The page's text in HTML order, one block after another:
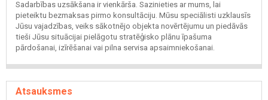
Sadarbības uzsākšana ir vienkārša. Sazinieties ar mums, lai
pieteiktu bezmaksas pirmo konsultāciju. Mūsu speciālisti uzklausīs
Jūsu vajadzības, veiks sākotnējo objekta novērtējumu un piedāvās
tieši Jūsu situācijai pielāgotu stratēģisko plānu īpašuma
pārdošanai, izīrēšanai vai pilna servisa apsaimniekošanai.
Atsauksmes